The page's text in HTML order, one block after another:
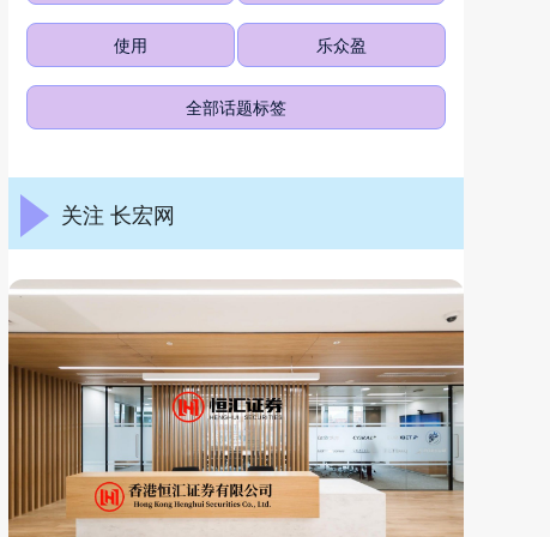
使用 乐众盈
全部话题标签
关注 长宏网